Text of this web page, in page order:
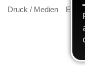
Druck / Medien